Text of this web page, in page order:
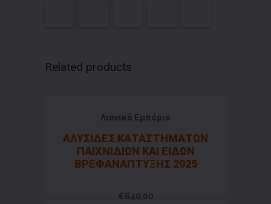
Related products
Λιανικό Εμπόριο
ΑΛΥΣΙΔΕΣ ΚΑΤΑΣΤΗΜΑΤΩΝ
ΠΑΙΧΝΙΔΙΩΝ ΚΑΙ ΕΙΔΩΝ
ΒΡΕΦΑΝΑΠΤΥΞΗΣ 2025
€640,00